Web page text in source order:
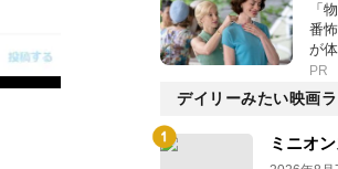
「
番
が
PR
デイリーみたい映画
ミニオ